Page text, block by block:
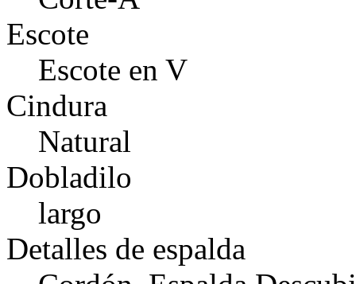
Escote
Escote en V
Cindura
Natural
Dobladilo
largo
Detalles de espalda